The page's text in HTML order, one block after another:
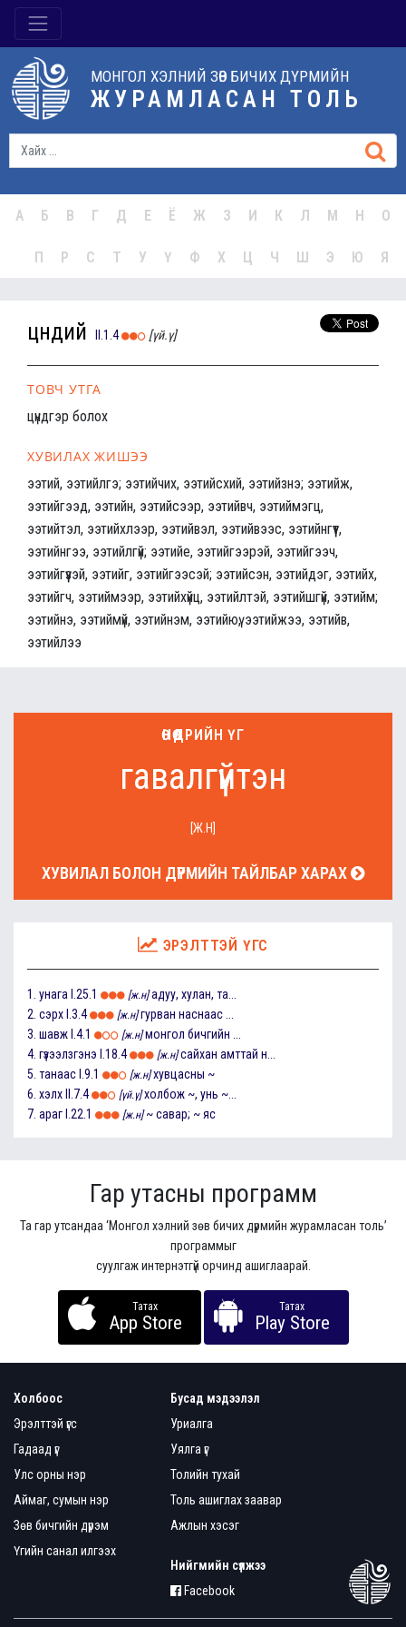
МОНГОЛ ХЭЛНИЙ ЗӨВ БИЧИХ ДҮРМИЙН
ЖУРАМЛАСАН ТОЛЬ
А Б В Г Д Е Ё Ж З И К Л М Н О
П Р С Т У Ү Ф Х Ц Ч Ш Э Ю Я
цүндий II.1.4 [үй.ү]
ТОВЧ УТГА
цүндгэр болох
ХУВИЛАХ ЖИШЭЭ
ээтий, ээтийлгэ; ээтийчих, ээтийсхий, ээтийзнэ; ээтийж,
ээтийгээд, ээтийн, ээтийсээр, ээтийвч, ээтиймэгц,
ээтийтэл, ээтийхлээр, ээтийвэл, ээтийвээс, ээтийнгүүт,
ээтийнгээ, ээтийлгүй; ээтийе, ээтийгээрэй, ээтийгээч,
ээтийгүүзэй, ээтийг, ээтийгээсэй; ээтийсэн, ээтийдэг, ээтийх,
ээтийгч, ээтиймээр, ээтийхүйц, ээтийлтэй, ээтийшгүй, ээтийм;
ээтийнэ, ээтиймүй, ээтийнэм, ээтийюү, ээтийжээ, ээтийв,
ээтийлээ
ӨНӨӨДРИЙН ҮГ
гавалгүйтэн
[Ж.Н]
ХУВИЛАЛ БОЛОН ДҮРМИЙН ТАЙЛБАР ХАРАХ
ЭРЭЛТТЭЙ ҮГС
1. унага I.25.1 [ж.н] адуу, хулан, та...
2. сэрх I.3.4 [ж.н] гурван наснаас ...
3. шавж I.4.1 [ж.н] монгол бичгийн ...
4. гүзээлзгэнэ I.18.4 [ж.н] сайхан амттай н...
5. танаас I.9.1 [ж.н] хувцасны ~
6. хэлх II.7.4 [үй.ү] холбож ~, унь ~...
7. араг I.22.1 [ж.н] ~ савар; ~ яс
Гар утасны программ
Та гар утсандаа ‘Монгол хэлний зөв бичих дүрмийн журамласан толь’
программыг
суулгаж интернэтгүй орчинд ашиглаарай.
Татах
App Store
Татах
Play Store
Холбоос
Эрэлттэй үгс
Гадаад үг
Улс орны нэр
Аймаг, сумын нэр
Зөв бичгийн дүрэм
Үгийн санал илгээх
Бусад мэдээлэл
Уриалга
Уялга үг
Толийн тухай
Толь ашиглах заавар
Ажлын хэсэг
Нийгмийн сүлжээ
Facebook